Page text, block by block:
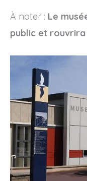
À noter : Le
public et rouvrira